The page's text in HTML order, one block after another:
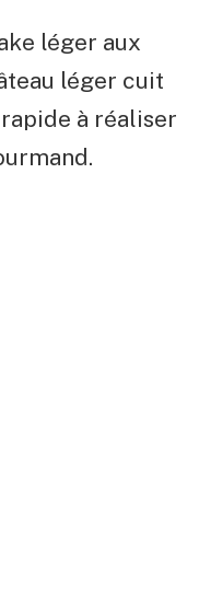
léger aux
léger cuit
à réaliser